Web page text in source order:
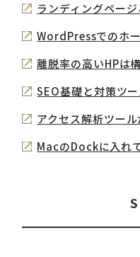
ランディングページとは。副業
WordPressでのホー
離脱率の高いHPは構造
SEO基礎と対策ツ
アクセス解析ツールができ
MacのDockに入れ